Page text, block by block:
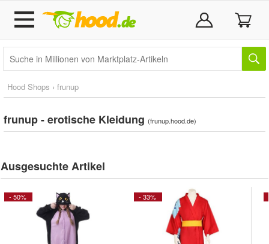
Hood Shops › frunup
frunup - erotische Kleidung (frunup.hood.de)
Ausgesuchte Artikel
- 50% - 33%